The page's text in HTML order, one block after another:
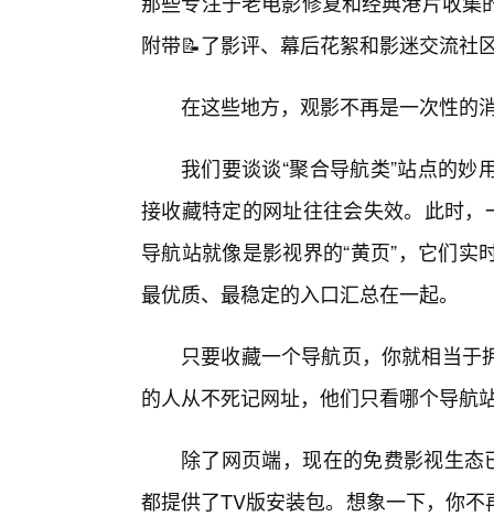
附带📝了影评、幕后花絮和影迷交流社
在这些地方，观影不再是一次性的
我们要谈谈“聚合导航类”站点的
接收藏特定的网址往往会失效。此时
导航站就像是影视界的“黄页”，它们
最优质、最稳定的入口汇总在一起。
只要收藏一个导航页，你就相当
的人从不死记网址，他们只看哪个导航
除了网页端，现在的免费影视生态
都提供了TV版安装包。想象一下，你